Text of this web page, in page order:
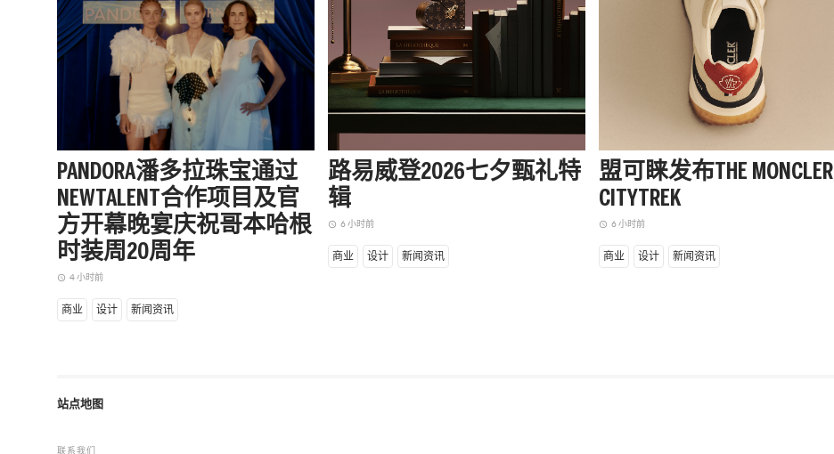
PANDORA潘多拉珠宝通过
NEWTALENT合作项目及官
方开幕晚宴庆祝哥本哈根
时装周20周年
access_time 4 小时前
商业 设计 新闻资讯
路易威登2026七夕甄礼特
辑
access_time 6 小时前
商业 设计 新闻资讯
盟可睐发布THE MONCLER
CITYTREK
access_time 6 小时前
商业 设计 新闻资讯
站点地图
联系我们